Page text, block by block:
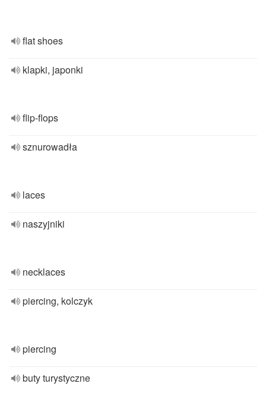
flat shoes
klapki, japonki
flip-flops
sznurowadła
laces
naszyjniki
necklaces
piercing, kolczyk
piercing
buty turystyczne